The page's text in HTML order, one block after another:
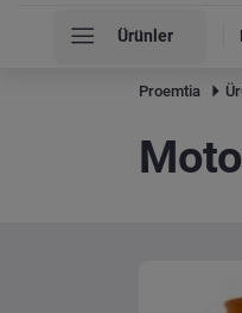
Ürünler
Proemtia